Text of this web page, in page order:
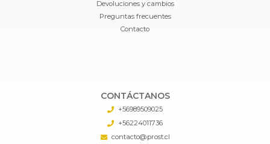
Devoluciones y cambios
Preguntas frecuentes
Contacto
CONTÁCTANOS
+56989509025
+56224011736
contacto@prost.cl